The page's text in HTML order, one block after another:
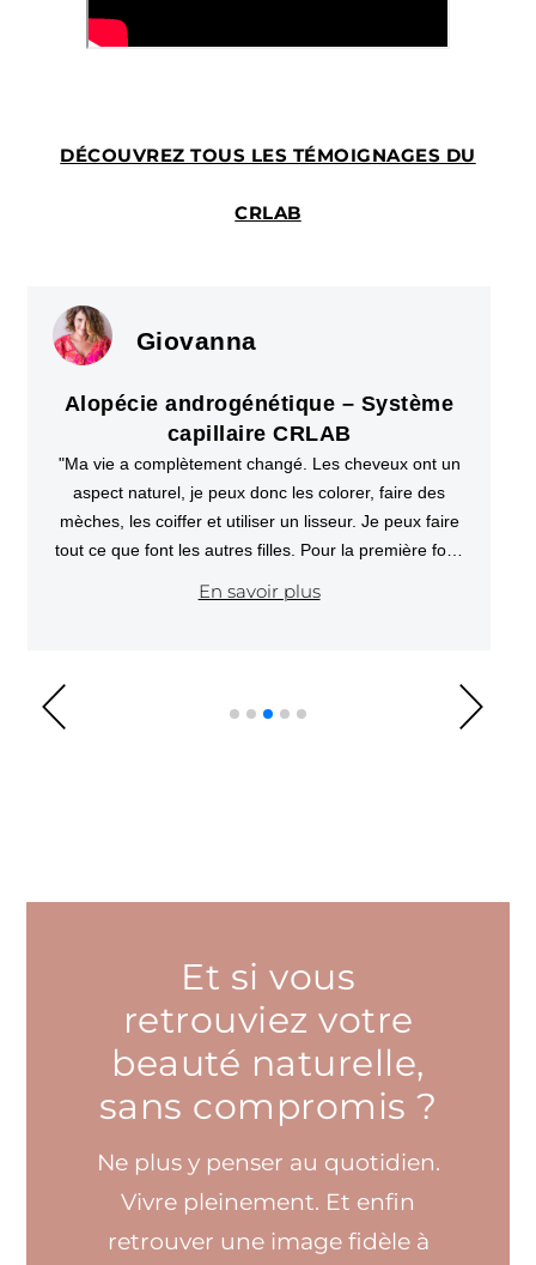
DÉCOUVREZ TOUS LES TÉMOIGNAGES DU
CRLAB
Giovanna
Alopécie androgénétique – Système
capillaire CRLAB
"Ma vie a complètement changé. Les cheveux ont un
aspect naturel, je peux donc les colorer, faire des
mèches, les coiffer et utiliser un lisseur. Je peux faire
tout ce que font les autres filles. Pour la première fois,
En savoir plus
Et si vous
retrouviez votre
beauté naturelle,
sans compromis ?
Ne plus y penser au quotidien.
Vivre pleinement. Et enfin
retrouver une image fidèle à